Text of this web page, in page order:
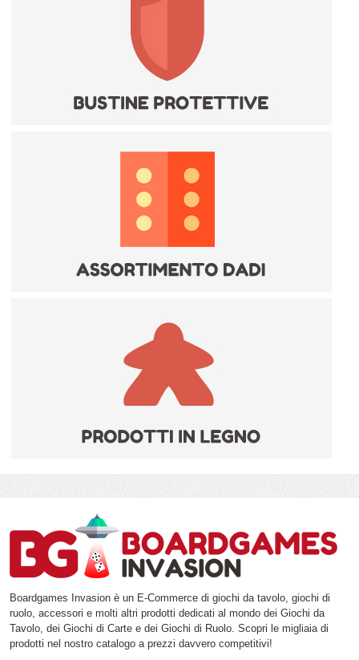
Boardgames Invasion è un E-Commerce di giochi da tavolo, giochi di
ruolo, accessori e molti altri prodotti dedicati al mondo dei Giochi da
Tavolo, dei Giochi di Carte e dei Giochi di Ruolo. Scopri le migliaia di
prodotti nel nostro catalogo a prezzi davvero competitivi!